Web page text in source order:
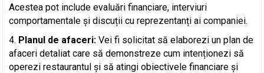
Acestea pot include evaluări financiare, interviuri
comportamentale și discuții cu reprezentanți ai companiei.
Planul de afaceri: Vei fi solicitat să elaborezi un plan de
afaceri detaliat care să demonstreze cum intenționezi să
operezi restaurantul și să atingi obiectivele financiare și